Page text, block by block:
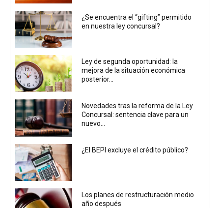
¿Se encuentra el “gifting” permitido
en nuestra ley concursal?
Ley de segunda oportunidad: la
mejora de la situación económica
posterior...
Novedades tras la reforma de la Ley
Concursal: sentencia clave para un
nuevo...
¿El BEPI excluye el crédito público?
Los planes de restructuración medio
año después